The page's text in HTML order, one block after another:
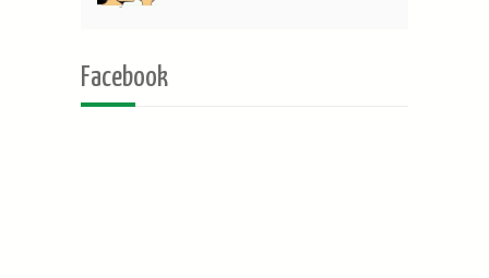
Facebook